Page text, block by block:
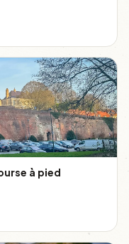
à pied